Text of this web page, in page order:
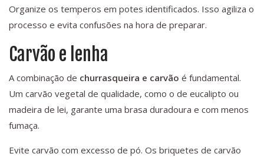
Organize os temperos em potes identificados. Isso agiliza o
processo e evita confusões na hora de preparar.
Carvão e lenha
A combinação de churrasqueira e carvão é fundamental.
Um carvão vegetal de qualidade, como o de eucalipto ou
madeira de lei, garante uma brasa duradoura e com menos
fumaça.
Evite carvão com excesso de pó. Os briquetes de carvão